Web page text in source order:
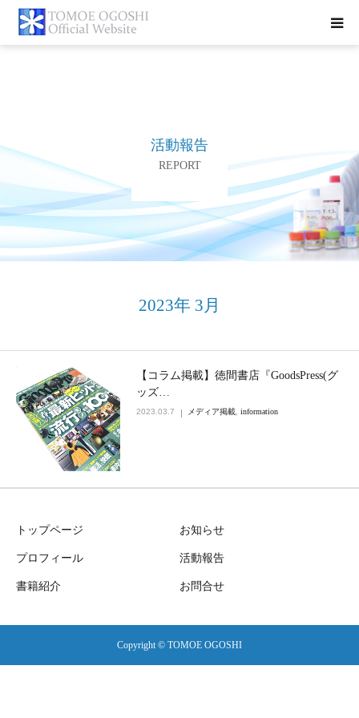
活動報告
REPORT
2023年 3月
【コラム掲載】徳間書店『GoodsPress(グ
ッズ…
2023.03.7 メディア掲載 information
トップページ お知らせ
プロフィール 活動報告
書籍紹介 お問合せ
Copyright © TOMOE OGOSHI
活動報告
書籍紹介